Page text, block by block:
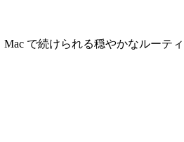
で続けられる穏やかなルーテ